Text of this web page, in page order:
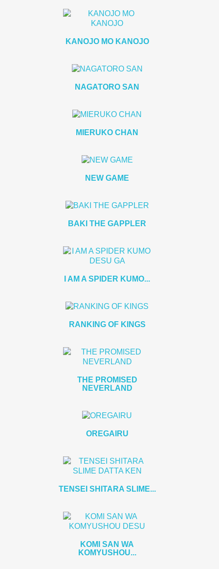
KANOJO MO KANOJO
NAGATORO SAN
MIERUKO CHAN
NEW GAME
BAKI THE GAPPLER
I AM A SPIDER KUMO...
RANKING OF KINGS
THE PROMISED
NEVERLAND
OREGAIRU
TENSEI SHITARA SLIME...
KOMI SAN WA
KOMYUSHOU...